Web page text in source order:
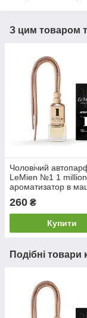
З цим товаром
Чоловічий
LeMien №1 1 million
ароматизатор в
260 ₴
Купити
Подібні товари